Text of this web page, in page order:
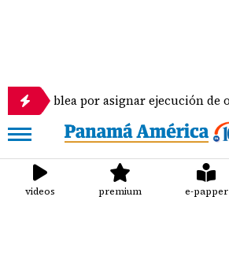
asignar ejecución de obras a
videos premium e-papper